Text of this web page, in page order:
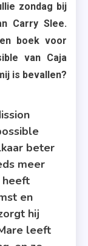
Mission
,
Uitgeverij
Ploegsma
zondag bij
Carry Slee.
boek voor
van Caja
is bevallen?
beter
meer
heeft
en
hij
leeft